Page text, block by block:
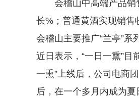
会稽山中高端产品
长%；普通黄酒实现销售
会稽山主要推广“兰亭”系
近日表示，“一日一熏”
一熏”上线后，公司电商
后，在一个多月内成为夏